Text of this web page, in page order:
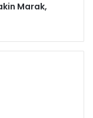
Marak,